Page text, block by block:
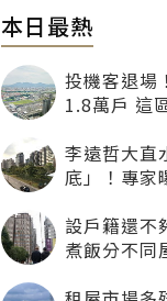
本日最熱
投機客退場
1.8萬戶 這
李遠哲大直
底」！專家
設戶籍還不
煮飯分不同